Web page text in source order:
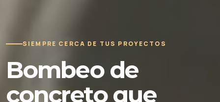
SIEMPRE CERCA DE TUS PROYECTOS
Bombeo de
concreto que